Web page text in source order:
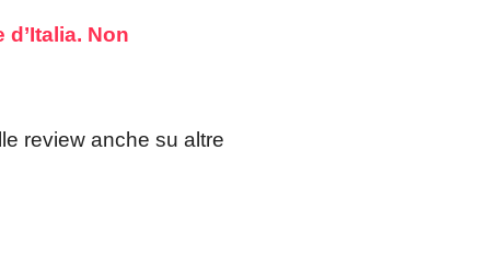
Non
review anche su altre